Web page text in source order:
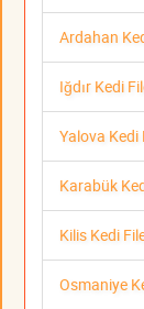
Ardahan
Iğdır Kedi
Yalova Kedi
Karabük
Kilis Kedi
Osmaniye